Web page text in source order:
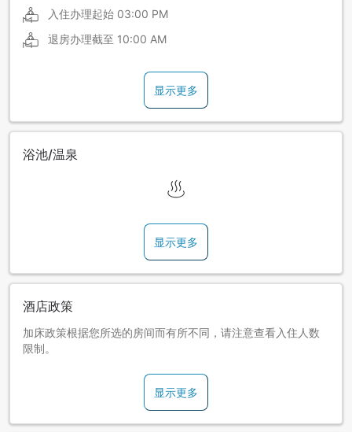
入住办理起始 03:00 PM
退房办理截至 10:00 AM
显示更多
浴池/温泉
显示更多
酒店政策
加床政策根据您所选的房间而有所不同，请注意查看入住人数
限制。
显示更多